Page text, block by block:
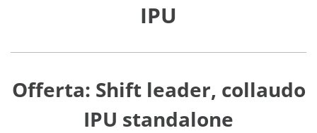
IPU
Offerta: Shift leader, collaudo
IPU standalone